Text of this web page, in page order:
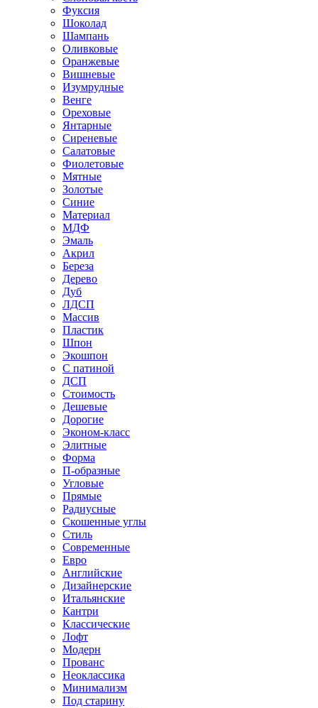
Фуксия
Шоколад
Шампань
Оливковые
Оранжевые
Вишневые
Изумрудные
Венге
Ореховые
Янтарные
Сиреневые
Салатовые
Фиолетовые
Мятные
Золотые
Синие
Материал
МДФ
Эмаль
Акрил
Береза
Дерево
Дуб
ЛДСП
Массив
Пластик
Шпон
Экошпон
С патиной
ДСП
Стоимость
Дешевые
Дорогие
Эконом-класс
Элитные
Форма
П-образные
Угловые
Прямые
Радиусные
Скошенные углы
Стиль
Современные
Евро
Английские
Дизайнерские
Итальянские
Кантри
Классические
Лофт
Модерн
Прованс
Неоклассика
Минимализм
Под старину